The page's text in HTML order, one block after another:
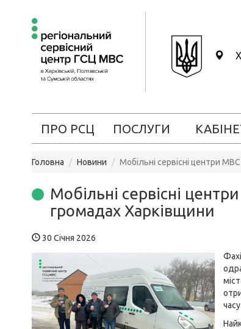
ПРО РСЦ ПОСЛУГИ
Головна Новини Мобільні сервісні центри
Мобільні сервісні
громадах Харківщини
30 Січня 2026
часу.